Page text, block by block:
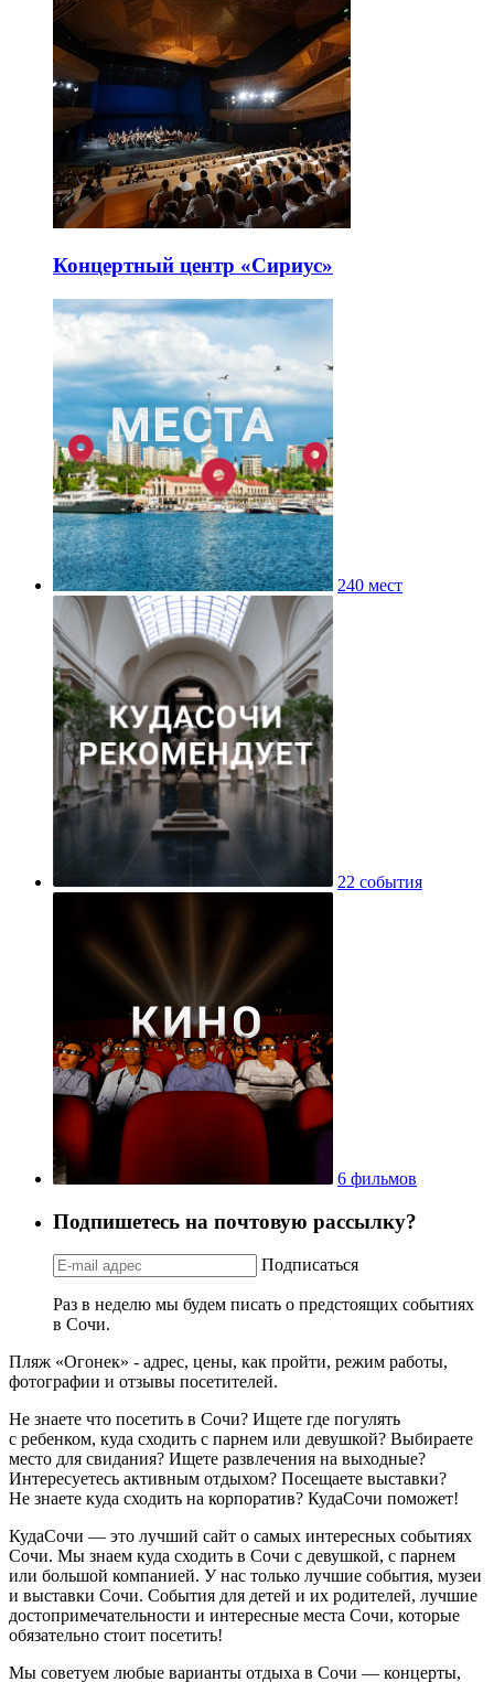
Концертный центр «Сириус»
240 мест
22 события
6 фильмов
Подпишетесь на почтовую рассылку?
Подписаться
Раз в неделю мы будем писать о предстоящих событиях
в Сочи.
Пляж «Огонек» - адрес, цены, как пройти, режим работы,
фотографии и отзывы посетителей.
Не знаете что посетить в Сочи? Ищете где погулять
с ребенком, куда сходить с парнем или девушкой? Выбираете
место для свидания? Ищете развлечения на выходные?
Интересуетесь активным отдыхом? Посещаете выставки?
Не знаете куда сходить на корпоратив? КудаСочи поможет!
КудаСочи — это лучший сайт о самых интересных событиях
Сочи. Мы знаем куда сходить в Сочи с девушкой, с парнем
или большой компанией. У нас только лучшие события, музеи
и выставки Сочи. События для детей и их родителей, лучшие
достопримечательности и интересные места Сочи, которые
обязательно стоит посетить!
Мы советуем любые варианты отдыха в Сочи — концерты,